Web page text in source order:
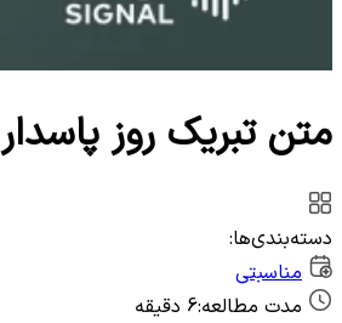
متن تبریک روز پاسدار
دسته‌بندی‌ها:
مناسبتی
مدت مطالعه:6 دقیقه